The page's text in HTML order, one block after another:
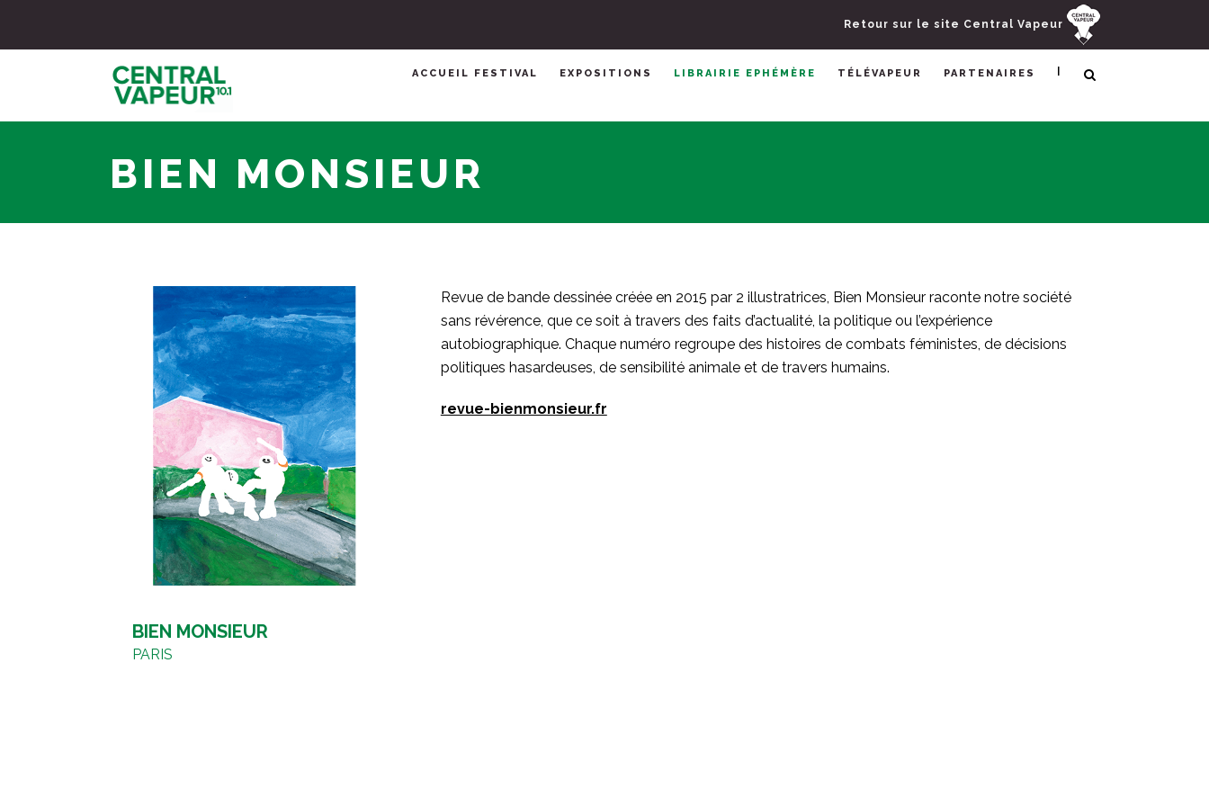
Retour sur le site Central Vapeur
ACCUEIL FESTIVAL EXPOSITIONS LIBRAIRIE EPHÉMÈRE TÉLÉVAPEUR PARTENAIRES
BIEN MONSIEUR
BIEN MONSIEUR
PARIS
Revue de bande dessinée créée en 2015 par 2 illustratrices, Bien Monsieur raconte notre société
sans révérence, que ce soit à travers des faits d’actualité, la politique ou l’expérience
autobiographique. Chaque numéro regroupe des histoires de combats féministes, de décisions
politiques hasardeuses, de sensibilité animale et de travers humains.
revue-bienmonsieur.fr